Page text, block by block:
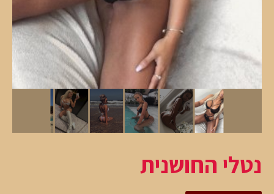
נטלי החושנית